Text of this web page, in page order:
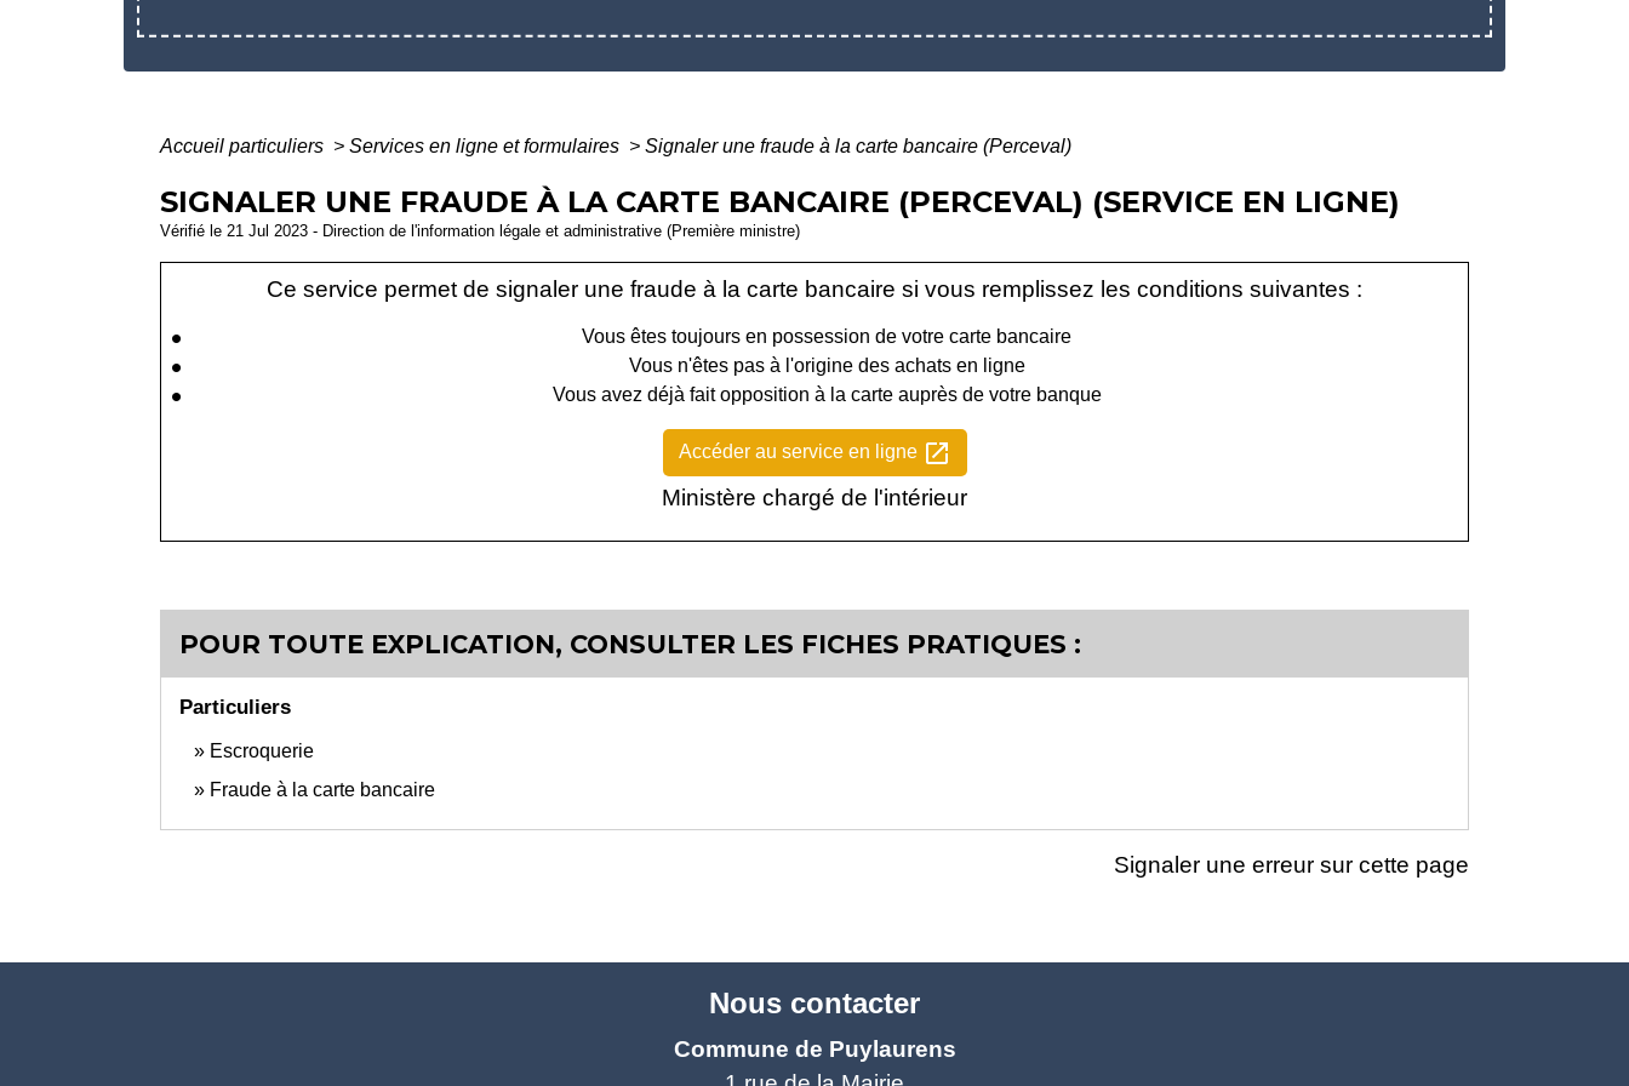
Accueil particuliers > Services en ligne et formulaires > Signaler une fraude à la carte bancaire (Perceval)
SIGNALER UNE FRAUDE À LA CARTE BANCAIRE (PERCEVAL) (SERVICE EN LIGNE)
Vérifié le 21 Jul 2023 - Direction de l'information légale et administrative (Première ministre)
Ce service permet de signaler une fraude à la carte bancaire si vous remplissez les conditions suivantes :
Vous êtes toujours en possession de votre carte bancaire
Vous n'êtes pas à l'origine des achats en ligne
Vous avez déjà fait opposition à la carte auprès de votre banque
Accéder au service en ligne open_in_new
Ministère chargé de l'intérieur
POUR TOUTE EXPLICATION, CONSULTER LES FICHES PRATIQUES :
Particuliers
Escroquerie
Fraude à la carte bancaire
Signaler une erreur sur cette page
Nous contacter
Commune de Puylaurens